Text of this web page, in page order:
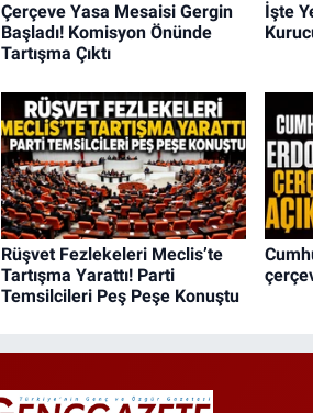
Çerçeve Yasa Mesaisi Gergin
Başladı! Komisyon Önünde
Tartışma Çıktı
İşte
Rüşvet Fezlekeleri Meclis’te
Tartışma Yarattı! Parti
Temsilcileri Peş Peşe Konuştu